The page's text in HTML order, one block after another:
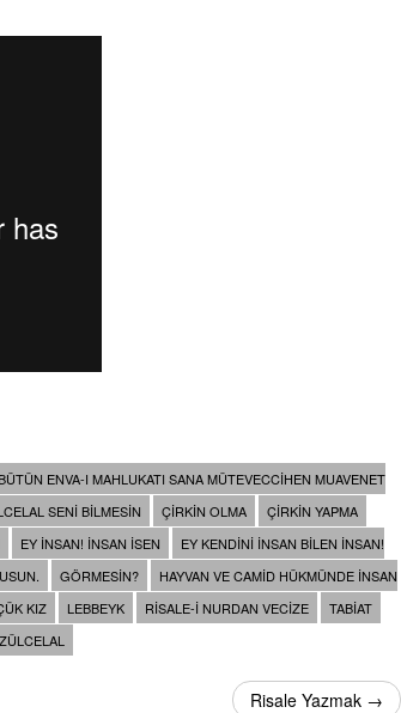
ENVA-I MAHLUKATI SANA MÜTEVECCIHEN MUAVENET
SENI BILMESIN
ÇIRKIN OLMA
ÇIRKIN YAPMA
EY INSAN! INSAN ISEN
EY KENDINI INSAN BILEN INSAN!
GÖRMESIN?
HAYVAN VE CAMID HÜKMÜNDE INSAN
KIZ LEBBEYK RISALE-I NURDAN VECIZE
TABIAT
Risale Yazmak →